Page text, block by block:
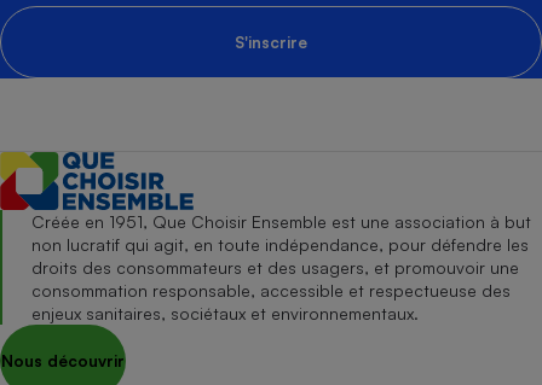
S'inscrire
Créée en 1951, Que Choisir Ensemble est une association à but
non lucratif qui agit, en toute indépendance, pour défendre les
droits des consommateurs et des usagers, et promouvoir une
consommation responsable, accessible et respectueuse des
enjeux sanitaires, sociétaux et environnementaux.
Nous découvrir